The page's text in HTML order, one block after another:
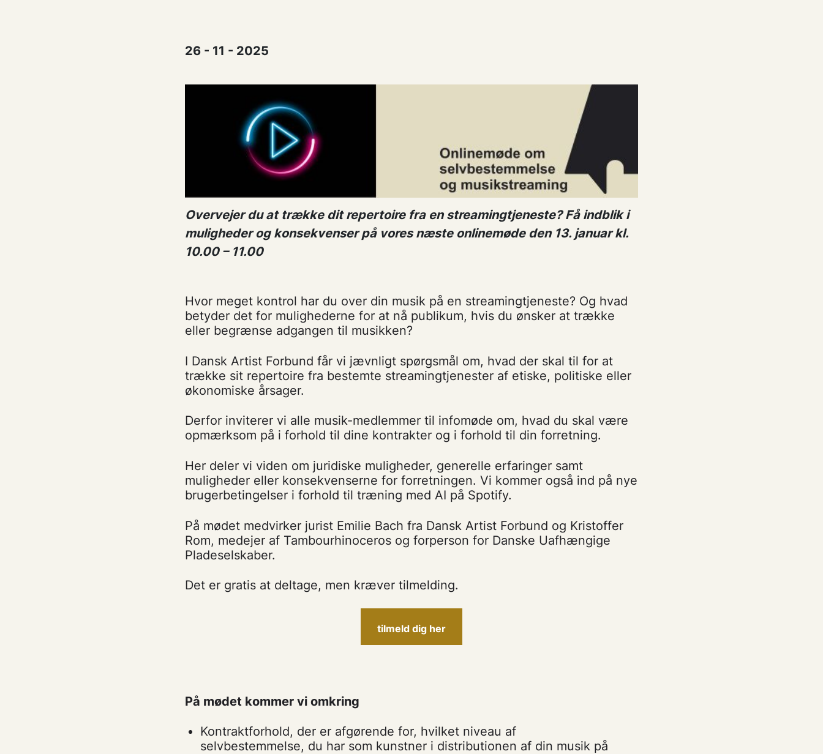
26 - 11 - 2025
Overvejer du at trække dit repertoire fra en streamingtjeneste? Få indblik i
muligheder og konsekvenser på vores næste onlinemøde den 13. januar kl.
10.00 – 11.00
Hvor meget kontrol har du over din musik på en streamingtjeneste? Og hvad
betyder det for mulighederne for at nå publikum, hvis du ønsker at trække
eller begrænse adgangen til musikken?
I Dansk Artist Forbund får vi jævnligt spørgsmål om, hvad der skal til for at
trække sit repertoire fra bestemte streamingtjenester af etiske, politiske eller
økonomiske årsager.
Derfor inviterer vi alle musik-medlemmer til infomøde om, hvad du skal være
opmærksom på i forhold til dine kontrakter og i forhold til din forretning.
Her deler vi viden om juridiske muligheder, generelle erfaringer samt
muligheder eller konsekvenserne for forretningen. Vi kommer også ind på nye
brugerbetingelser i forhold til træning med AI på Spotify.
På mødet medvirker jurist Emilie Bach fra Dansk Artist Forbund og Kristoffer
Rom, medejer af Tambourhinoceros og forperson for Danske Uafhængige
Pladeselskaber.
Det er gratis at deltage, men kræver tilmelding.
tilmeld dig her
På mødet kommer vi omkring
Kontraktforhold, der er afgørende for, hvilket niveau af
selvbestemmelse, du har som kunstner i distributionen af din musik på